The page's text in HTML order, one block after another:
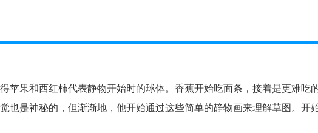
苹果和西红柿代表静物开始时的球体。香蕉开始吃面条，接着是更难吃
也是神秘的，但渐渐地，他开始通过这些简单的静物画来理解草图。开